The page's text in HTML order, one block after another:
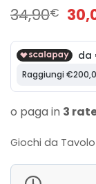
34,90€ Il
era:
o paga in 3
Giochi da Tavolo